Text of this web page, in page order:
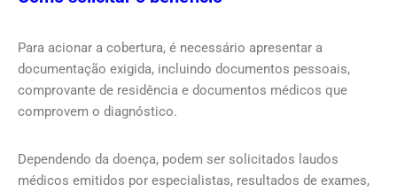
Para acionar a cobertura, é necessário apresentar a
documentação exigida, incluindo documentos pessoais,
comprovante de residência e documentos médicos que
comprovem o diagnóstico.
Dependendo da doença, podem ser solicitados laudos
médicos emitidos por especialistas, resultados de exames,